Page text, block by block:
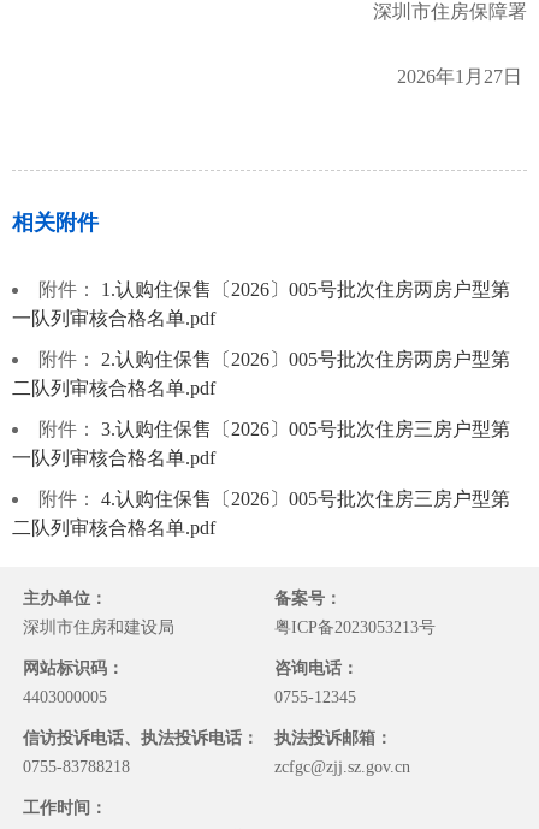
深圳市住房保障署
2026年1月27日
相关附件
附件： 1.认购住保售〔2026〕005号批次住房两房户型第
一队列审核合格名单.pdf
附件： 2.认购住保售〔2026〕005号批次住房两房户型第
二队列审核合格名单.pdf
附件： 3.认购住保售〔2026〕005号批次住房三房户型第
一队列审核合格名单.pdf
附件： 4.认购住保售〔2026〕005号批次住房三房户型第
二队列审核合格名单.pdf
主办单位：
深圳市住房和建设局
备案号：
粤ICP备2023053213号
网站标识码：
4403000005
咨询电话：
0755-12345
信访投诉电话、执法投诉电话：
0755-83788218
执法投诉邮箱：
zcfgc@zjj.sz.gov.cn
工作时间：